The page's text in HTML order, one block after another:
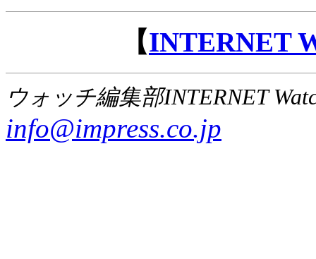
【INTERNET
ウォッチ編集部INTERNET
info@impress.co.jp